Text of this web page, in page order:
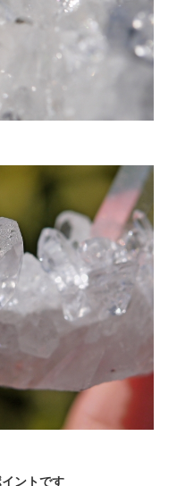
ントです